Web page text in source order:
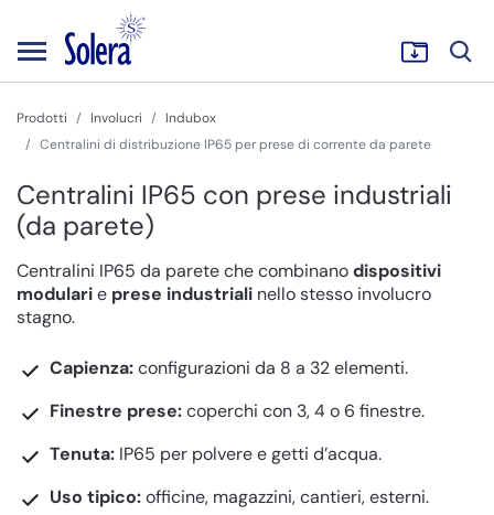
Prodotti Involucri
Indubox
Centralini di distribuzione IP65 per prese di corrente da parete
Centralini IP65 con prese industriali
(da parete)
Centralini IP65 da parete che combinanodispositivi
modularie prese industriali nello stesso involucro
stagno.
Capienza:configurazioni da 8 a 32 elementi.
Finestre prese:coperchi con 3, 4 o 6 finestre.
Tenuta: IP65 per polvere e getti d’acqua.
Uso tipico:officine, magazzini, cantieri, esterni.